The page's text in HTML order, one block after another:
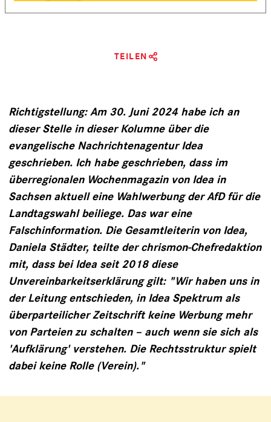
TEILEN
Richtigstellung: Am 30. Juni 2024 habe ich an
dieser Stelle in dieser Kolumne über die
evangelische Nachrichtenagentur Idea
geschrieben. Ich habe geschrieben, dass im
überregionalen Wochenmagazin von Idea in
Sachsen aktuell eine Wahlwerbung der AfD für die
Landtagswahl beiliege. Das war eine
Falschinformation. Die Gesamtleiterin von Idea,
Daniela Städter, teilte der chrismon-Chefredaktion
mit, dass bei Idea seit 2018 diese
Unvereinbarkeitserklärung gilt: "Wir haben uns in
der Leitung entschieden, in Idea Spektrum als
überparteilicher Zeitschrift keine Werbung mehr
von Parteien zu schalten – auch wenn sie sich als
'Aufklärung' verstehen. Die Rechtsstruktur spielt
dabei keine Rolle (Verein)."